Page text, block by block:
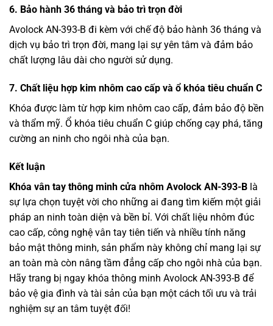
6. Bảo hành 36 tháng và bảo trì trọn đời
Avolock AN-393-B đi kèm với chế độ bảo hành 36 tháng và
dịch vụ bảo trì trọn đời, mang lại sự yên tâm và đảm bảo
chất lượng lâu dài cho người sử dụng.
7. Chất liệu hợp kim nhôm cao cấp và ổ khóa tiêu chuẩn C
Khóa được làm từ hợp kim nhôm cao cấp, đảm bảo độ bền
và thẩm mỹ. Ổ khóa tiêu chuẩn C giúp chống cạy phá, tăng
cường an ninh cho ngôi nhà của bạn.
Kết luận
Khóa vân tay thông minh cửa nhôm Avolock AN-393-B là
sự lựa chọn tuyệt vời cho những ai đang tìm kiếm một giải
pháp an ninh toàn diện và bền bỉ. Với chất liệu nhôm đúc
cao cấp, công nghệ vân tay tiên tiến và nhiều tính năng
bảo mật thông minh, sản phẩm này không chỉ mang lại sự
an toàn mà còn nâng tầm đẳng cấp cho ngôi nhà của bạn.
Hãy trang bị ngay khóa thông minh Avolock AN-393-B để
bảo vệ gia đình và tài sản của bạn một cách tối ưu và trải
nghiệm sự an tâm tuyệt đối!